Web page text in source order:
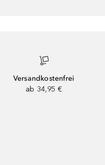
Versandkostenfrei
ab 34,95 €